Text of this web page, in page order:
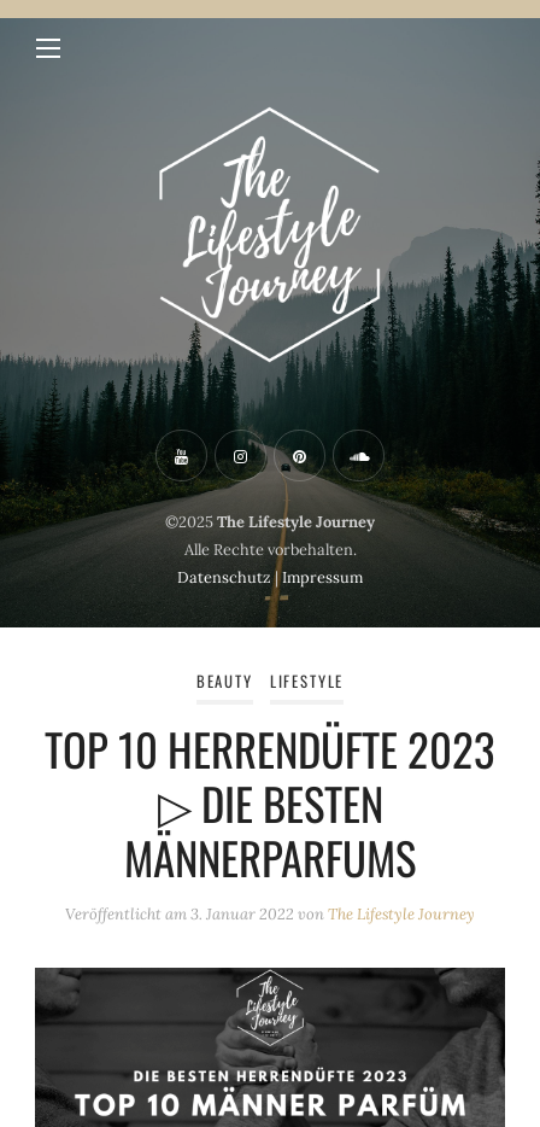
©2025The Lifestyle Journey
Alle Rechte vorbehalten.
Datenschutz|Impressum
BEAUTY LIFESTYLE
TOP 10 HERRENDÜFTE 2023
▷ DIE BESTEN
MÄNNERPARFUMS
Veröffentlicht am3. Januar 2022 vonThe Lifestyle Journey